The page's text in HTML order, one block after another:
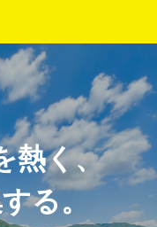
熱く、
る。